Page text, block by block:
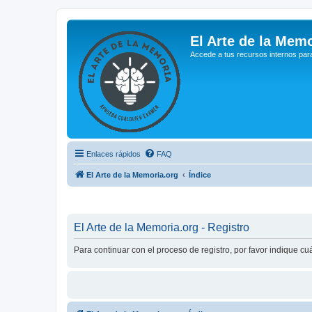
El Arte de la
Accede a tus recursos internos
Enlaces rápidos FAQ
El Arte de la Memoria.org Índice
El Arte de la Memoria.org - Registro
Para continuar con el proceso de registro, por favor indique